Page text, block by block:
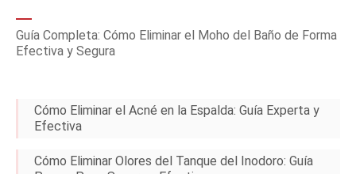
Guía Completa: Cómo Eliminar el Moho del Baño de Forma
Efectiva y Segura
Cómo Eliminar el Acné en la Espalda: Guía Experta y
Efectiva
Cómo Eliminar Olores del Tanque del Inodoro: Guía